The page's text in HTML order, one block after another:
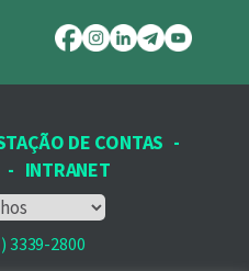
3339-2800
DE CONTAS -
- INTRANET